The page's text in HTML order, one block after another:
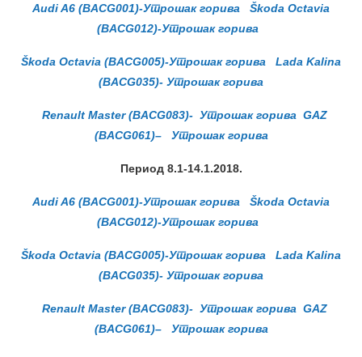
Audi A6 (BACG001)-Утрошак горива
Škoda Octavia
(BACG012)-Утрошак горива
Škoda Octavia (BACG005)-Утрошак горива
Lada Kalina
(BACG035)- Утрошак горива
Renault Master (BACG083)- Утрошак горива GAZ
(BACG061)– Утрошак горива
Период 8.1-14.1.2018.
Audi A6 (BACG001)-Утрошак горива
Škoda Octavia
(BACG012)-Утрошак горива
Škoda Octavia (BACG005)-Утрошак горива
Lada Kalina
(BACG035)- Утрошак горива
Renault Master (BACG083)- Утрошак горива GAZ
(BACG061)– Утрошак горива